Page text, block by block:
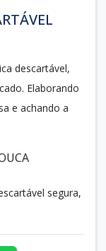
descartável,
Elaborando
e achando a
segura,